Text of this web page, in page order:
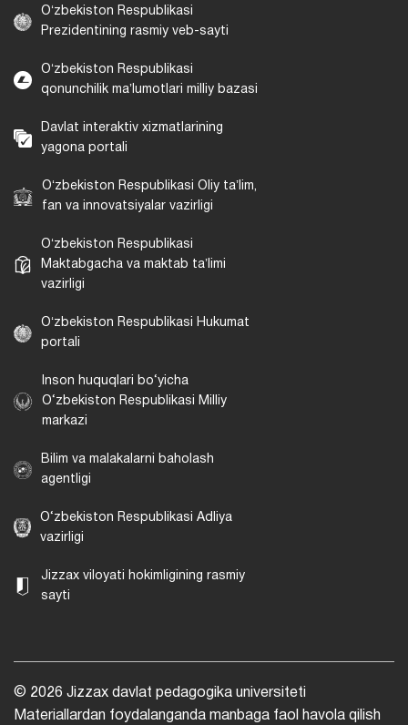
Oʻzbekiston Respublikasi
Prezidentining rasmiy veb-sayti
Oʻzbekiston Respublikasi
qonunchilik maʼlumotlari milliy bazasi
Davlat interaktiv xizmatlarining
yagona portali
Oʻzbekiston Respublikasi Oliy taʼlim,
fan va innovatsiyalar vazirligi
Oʻzbekiston Respublikasi
Maktabgacha va maktab taʼlimi
vazirligi
Oʻzbekiston Respublikasi Hukumat
portali
Inson huquqlari bo‘yicha
O‘zbekiston Respublikasi Milliy
markazi
Bilim va malakalarni baholash
agentligi
O‘zbekiston Respublikasi Adliya
vazirligi
Jizzax viloyati hokimligining rasmiy
sayti
© 2026 Jizzax davlat pedagogika universiteti
Materiallardan foydalanganda manbaga faol havola qilish